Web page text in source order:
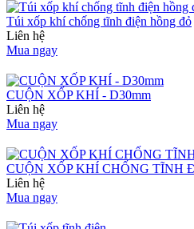
Túi xốp khí chống tĩnh điện hồng đỏ
Liên hệ
Mua ngay
CUỘN XỐP KHÍ - D30mm
Liên hệ
Mua ngay
CUỘN XỐP KHÍ CHỐNG TĨNH
Liên hệ
Mua ngay